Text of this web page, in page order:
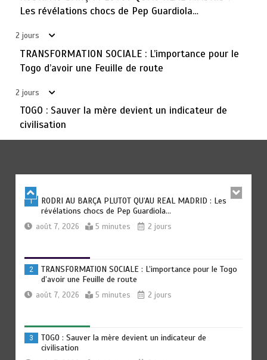
Les révélations chocs de Pep Guardiola…
2 jours
TRANSFORMATION SOCIALE : L’importance pour le
Togo d’avoir une Feuille de route
2 jours
TOGO : Sauver la mère devient un indicateur de
civilisation
PREFETS: … Vers l’optimisation du service public
RECHERCHE ET INNOVATION: Le Togo ouvre la voie pour
l’enracinement du génie génétique et de la
tourisme
1
RODRI AU BARÇA PLUTOT QU’AU REAL MADRID : Les
révélations chocs de Pep Guardiola…
août 7, 2026 5 minutes 2 jours
2
TRANSFORMATION SOCIALE : L’importance pour le Togo
d’avoir une Feuille de route
août 7, 2026 5 minutes 2 jours
3
TOGO : Sauver la mère devient un indicateur de
civilisation